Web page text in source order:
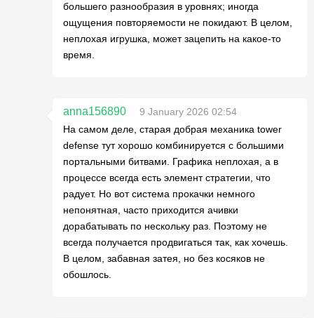
большего разнообразия в уровнях; иногда
ощущения повторяемости не покидают. В целом,
неплохая игрушка, может зацепить на какое-то
время.
anna156890
9 January 2026 02:54
На самом деле, старая добрая механика tower
defense тут хорошо комбинируется с большими
портальными битвами. Графика неплохая, а в
процессе всегда есть элемент стратегии, что
радует. Но вот система прокачки немного
непонятная, часто приходится ачивки
дорабатывать по нескольку раз. Поэтому не
всегда получается продвигаться так, как хочешь.
В целом, забавная затея, но без косяков не
обошлось.